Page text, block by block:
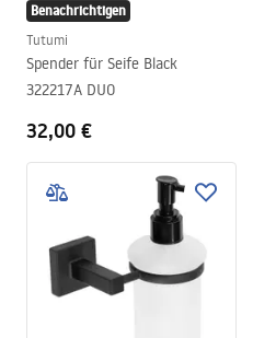
Benachrichtigen
Tutumi
Spender für Seife Black
322217A DUO
32,00 €